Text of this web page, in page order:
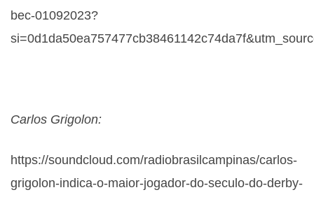
bec-01092023?
Carlos Grigolon:
https://soundcloud.com/radiobrasilcampinas/carlos-
grigolon-indica-o-maior-jogador-do-seculo-do-derby-